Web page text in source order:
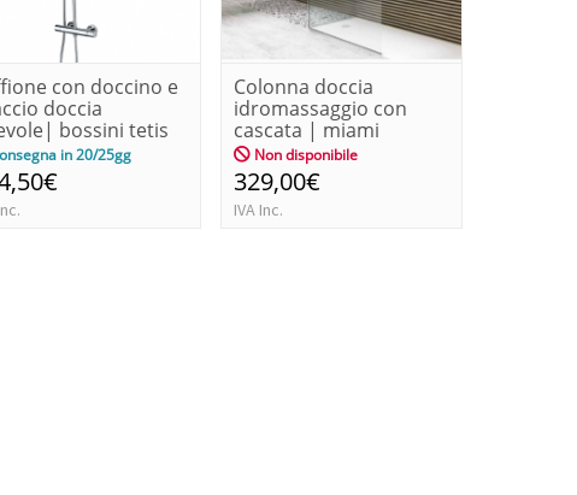
con doccino e
doccia
bossini tetis
in 20/25gg
Colonna doccia
idromassaggio con
cascata | miami
Non disponibile
329,00€
IVA Inc.